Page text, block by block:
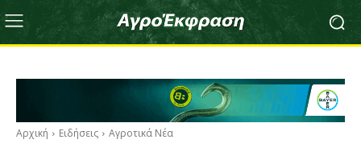
Αρχική Ειδήσεις Αγροτικά Νέα